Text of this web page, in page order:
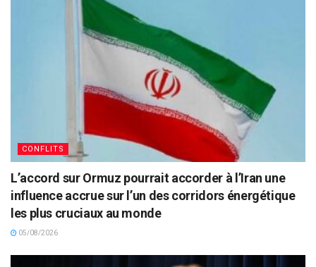
CONFLITS
L’accord sur Ormuz pourrait accorder à l’Iran une
influence accrue sur l’un des corridors énergétique
les plus cruciaux au monde
05/08/2026